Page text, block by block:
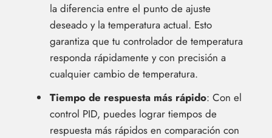
la diferencia entre el punto de ajuste
deseado y la temperatura actual. Esto
garantiza que tu controlador de temperatura
responda rápidamente y con precisión a
cualquier cambio de temperatura.
Tiempo de respuesta más rápido: Con el
control PID, puedes lograr tiempos de
respuesta más rápidos en comparación con